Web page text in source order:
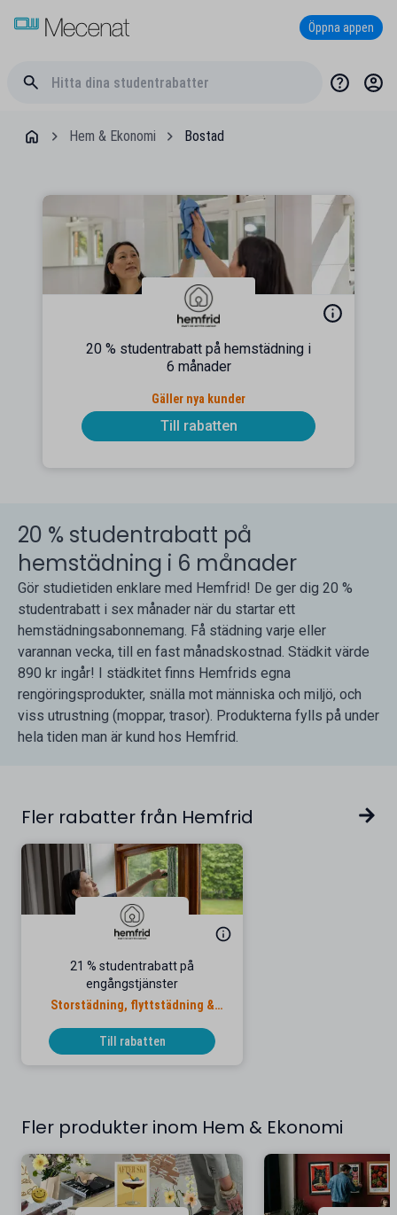
Öppna appen
Hem & Ekonomi Bostad
20 % studentrabatt på hemstädning i
6 månader
Gäller nya kunder
Till rabatten
20 % studentrabatt på
hemstädning i 6 månader
Gör studietiden enklare med Hemfrid! De ger dig 20 %
studentrabatt i sex månader när du startar ett
hemstädningsabonnemang. Få städning varje eller
varannan vecka, till en fast månadskostnad. Städkit värde
890 kr ingår! I städkitet finns Hemfrids egna
rengöringsprodukter, snälla mot människa och miljö, och
viss utrustning (moppar, trasor). Produkterna fylls på under
hela tiden man är kund hos Hemfrid.
Fler rabatter från Hemfrid
21 % studentrabatt på
engångstjänster
Storstädning, flyttstädning &
Till rabatten
Fler produkter inom Hem & Ekonomi